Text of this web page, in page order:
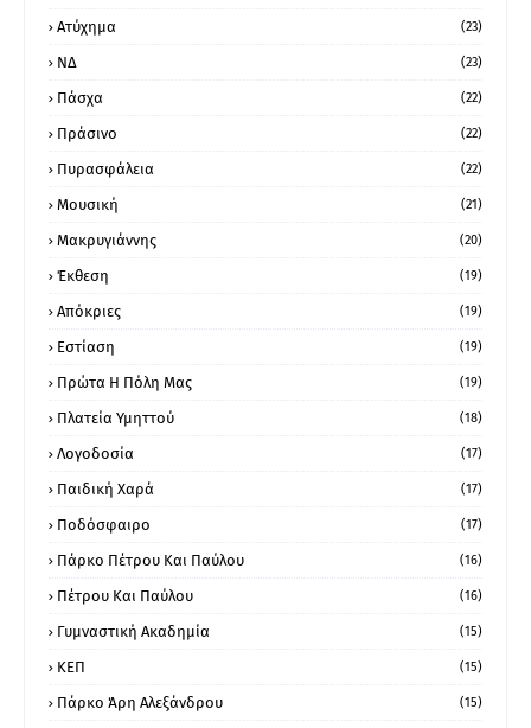
Ατύχημα
(23)
ΝΔ (23)
Πάσχα (22)
Πράσινο (22)
Πυρασφάλεια (22)
Μουσική (21)
Μακρυγιάννης (20)
Έκθεση (19)
Απόκριες (19)
Εστίαση (19)
Πρώτα Η Πόλη Μας (19)
Πλατεία Υμηττού (18)
Λογοδοσία (17)
Παιδική Χαρά (17)
Ποδόσφαιρο (17)
Πάρκο Πέτρου Και Παύλου (16)
Πέτρου Και Παύλου (16)
Γυμναστική Ακαδημία (15)
ΚΕΠ (15)
Πάρκο Άρη Αλεξάνδρου (15)